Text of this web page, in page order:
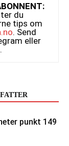
du
tips om
. Send
eller
punkt 149